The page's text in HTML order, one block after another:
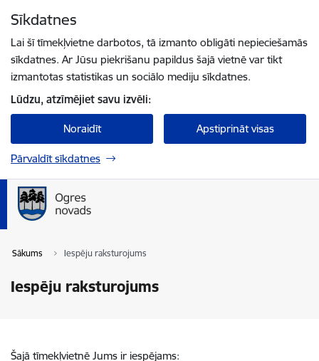
Sīkdatnes
Lai šī tīmekļvietne darbotos, tā izmanto obligāti nepieciešamās
sīkdatnes. Ar Jūsu piekrišanu papildus šajā vietnē var tikt
izmantotas statistikas un sociālo mediju sīkdatnes.
Lūdzu, atzīmējiet savu izvēli:
Noraidīt Apstiprināt visas
Pārvaldīt sīkdatnes
Sākums Iespēju raksturojums
Iespēju raksturojums
Šajā tīmekļvietnē Jums ir iespējams: